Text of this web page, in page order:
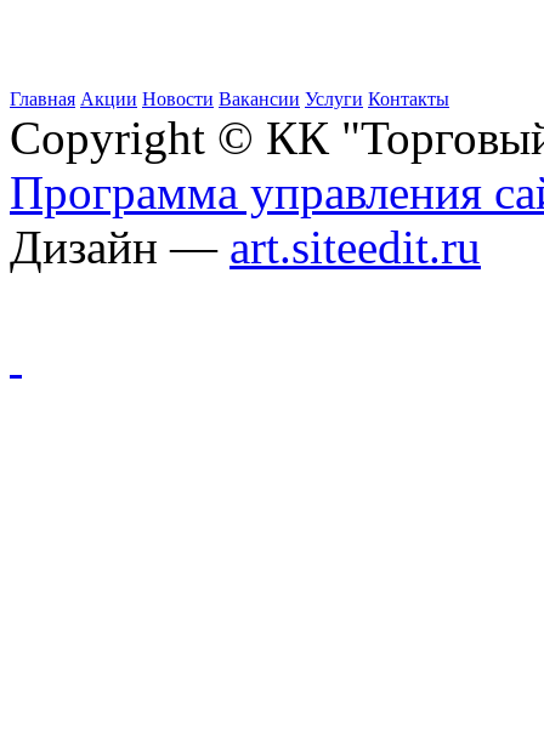
Главная Акции Новости Вакансии Услуги Контакты
Copyright © КК
Программа управления
Дизайн — art.siteedit.ru